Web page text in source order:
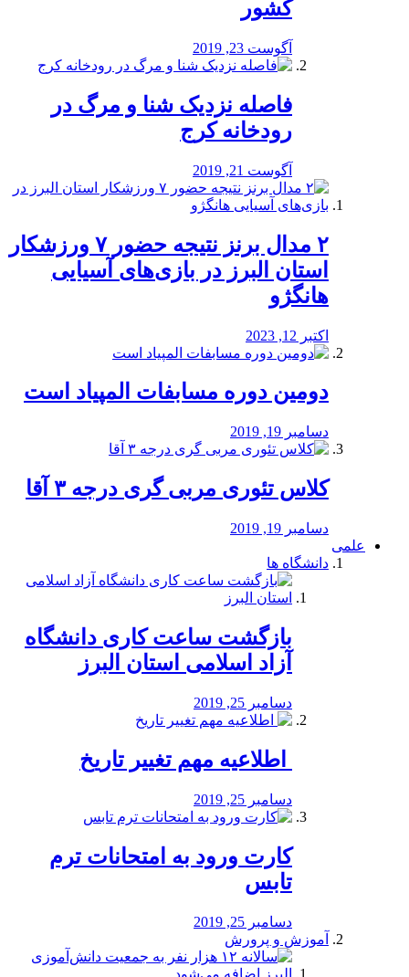
کشور
آگوست 23, 2019
️فاصله نزدیک شنا و مرگ در
رودخانه کرج
آگوست 21, 2019
۲ مدال برنز نتیجه حضور ۷ ورزشکار
استان البرز در بازی‌های آسیایی
هانگژو
اکتبر 12, 2023
دومین دوره مسابفات المپیاد است
دسامبر 19, 2019
کلاس تئوری مربی گری درجه ۳ آقا
دسامبر 19, 2019
علمی
دانشگاه ها
بازگشت ساعت کاری دانشگاه
آزاد اسلامی استان البرز
دسامبر 25, 2019
️ اطلاعیه مهم تغییر تاریخ
دسامبر 25, 2019
کارت ورود به امتحانات ترم
تابس
دسامبر 25, 2019
آموزش و پرورش